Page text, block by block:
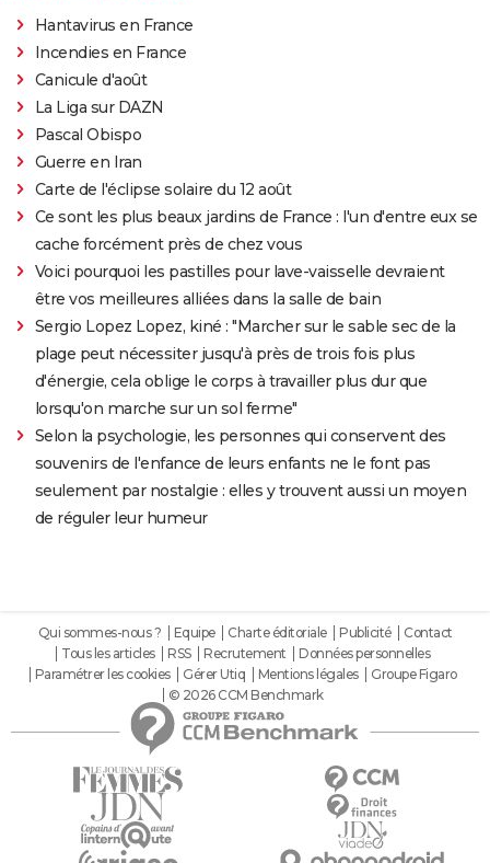
Hantavirus en France
Incendies en France
Canicule d'août
La Liga sur DAZN
Pascal Obispo
Guerre en Iran
Carte de l'éclipse solaire du 12 août
Ce sont les plus beaux jardins de France : l'un d'entre eux se
cache forcément près de chez vous
Voici pourquoi les pastilles pour lave-vaisselle devraient
être vos meilleures alliées dans la salle de bain
Sergio Lopez Lopez, kiné : "Marcher sur le sable sec de la
plage peut nécessiter jusqu'à près de trois fois plus
d'énergie, cela oblige le corps à travailler plus dur que
lorsqu'on marche sur un sol ferme"
Selon la psychologie, les personnes qui conservent des
souvenirs de l'enfance de leurs enfants ne le font pas
seulement par nostalgie : elles y trouvent aussi un moyen
de réguler leur humeur
Qui sommes-nous ? Equipe Charte éditoriale Publicité
Contact
Tous les articles
RSS Recrutement
Données personnelles
Paramétrer les cookies
Gérer Utiq Mentions légales
Groupe Figaro
© 2026 CCM Benchmark